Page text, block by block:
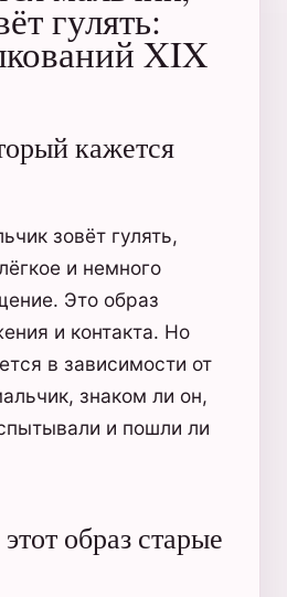
гулять:
XIX
кажется
зовёт гулять,
и немного
Это образ
и контакта. Но
в зависимости от
знаком ли он,
и пошли ли
образ старые